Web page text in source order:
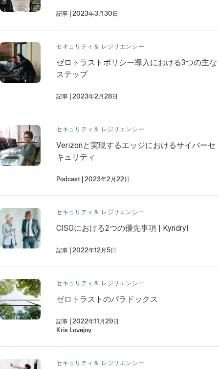
記事 2023年3月30日
セキュリティ＆ レジリエンシー
ゼロトラストポリシー導入における3つの主な
ステップ
記事 2023年2月28日
セキュリティ＆ レジリエンシー
Verizonと実現するエッジにおけるサイバーセ
キュリティ
Podcast 2023年2月22日
セキュリティ＆ レジリエンシー
CISOにおける2つの優先事項 | Kyndryl
記事 2022年12月5日
セキュリティ＆ レジリエンシー
ゼロトラストのパラドックス
記事
2022年11月29日
Kris Lovejoy
セキュリティ＆ レジリエンシー